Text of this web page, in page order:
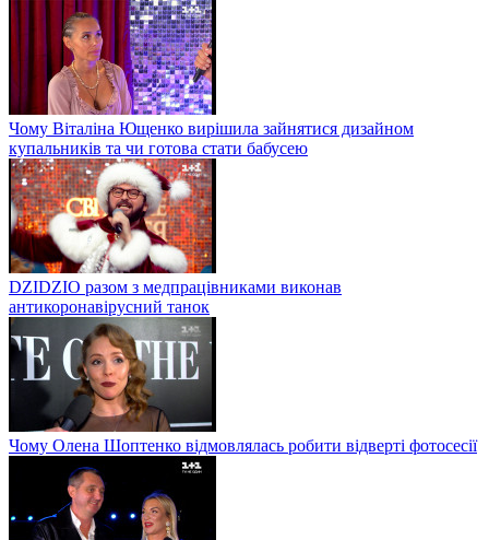
Чому Віталіна Ющенко вирішила зайнятися дизайном
купальників та чи готова стати бабусею
DZIDZIO разом з медпрацівниками виконав
антикоронавірусний танок
Чому Олена Шоптенко відмовлялась робити відверті фотосесії